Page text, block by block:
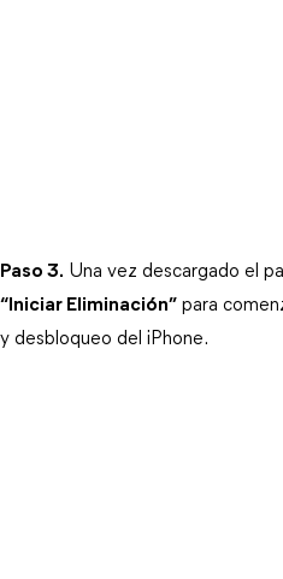
Paso 3.
“Iniciar Eliminación” para
y desbloqueo del iPhone.